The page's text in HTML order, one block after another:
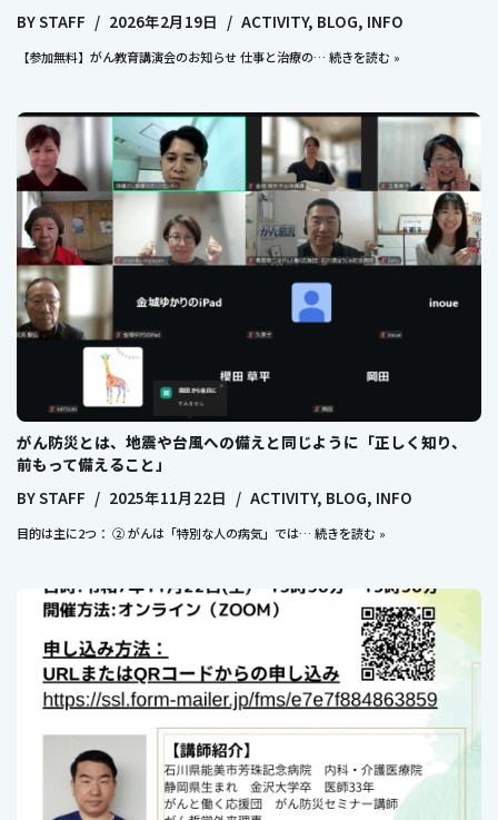
BYSTAFF 2026年2月19日 ACTIVITY, BLOG, INFO
【参加無料】がん教育講演会のお知らせ 仕事と治療の… 続きを読む »
がん防災とは、地震や台風への備えと同じように「正しく知り、
前もって備えること」
BYSTAFF 2025年11月22日 ACTIVITY, BLOG, INFO
目的は主に2つ： ② がんは「特別な人の病気」では… 続きを読む »